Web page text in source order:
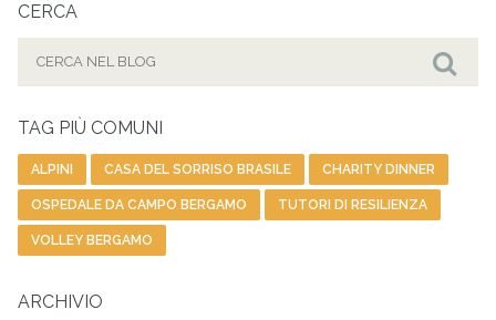
CERCA
TAG PIÙ COMUNI
ALPINI CASA DEL SORRISO BRASILE CHARITY DINNER
OSPEDALE DA CAMPO BERGAMO TUTORI DI RESILIENZA
VOLLEY BERGAMO
ARCHIVIO